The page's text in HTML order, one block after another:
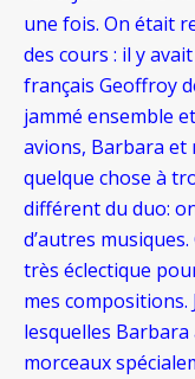
une fois. On était
des cours : il y
français Geoffroy
jammé ensemble
avions, Barbara et
quelque chose à
différent du duo:
d’autres
très éclectique
mes compositions.
lesquelles Barbara
morceaux